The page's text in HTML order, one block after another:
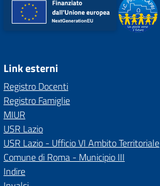
Link esterni
Registro Docenti
Registro Famiglie
MIUR
USR Lazio
USR Lazio - Ufficio VI Ambito Territoriale
Comune di Roma - Municipio III
Indire